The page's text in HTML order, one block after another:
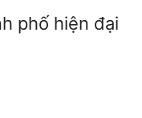
phố hiện đại